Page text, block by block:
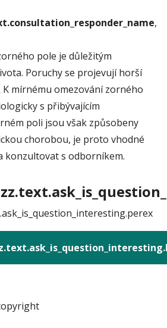
,
pole je důležitým
Poruchy se projevují horší
mírnému omezování zorného
s přibývajícím
poli jsou však způsobeny
chorobou, je proto vhodné
konzultovat s odborníkem.